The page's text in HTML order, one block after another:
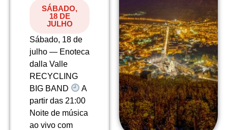
SÁBADO,
18 DE
JULHO
Sábado, 18 de
julho — Enoteca
dalla Valle
RECYCLING
BIG BAND
A
partir das 21:00
Noite de música
ao vivo com